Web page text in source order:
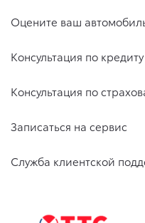
Оцените ваш
Консультация по кредиту
Консультация по
Записаться на сервис
Служба клиентской